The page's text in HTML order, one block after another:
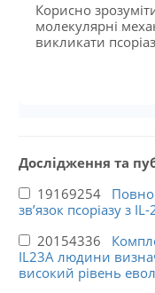
Корисно
молекулярні
викликати
Дослідження та
19169254
зв’язок псоріазу з
20154336
IL23A людини
високий рівень